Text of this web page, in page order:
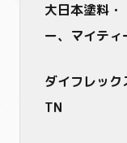
大日本塗料・
ー、マイティ
ダイフレッ
TN